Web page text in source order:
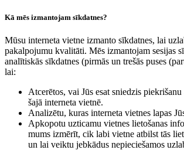
Kā mēs izmantojam sīkdatnes?
Mūsu interneta vietne izmanto sīkdatnes, lai
pakalpojumu kvalitāti. Mēs izmantojam sesijas
analītiskās sīkdatnes (pirmās un trešās puses
lai:
Atcerētos, vai Jūs esat sniedzis
šajā interneta vietnē.
Analizētu, kuras interneta vietnes lapas
Apkopotu uzticamu vietnes lietošanas
mums izmērīt, cik labi vietne atbilst tās
un lai veiktu jebkādus nepieciešamos